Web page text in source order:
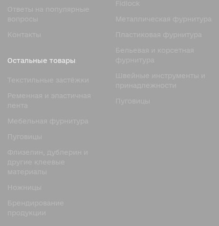
Ответы на популярные
вопросы
Контакты
Fidlock
Металлическая фурнитура
Пластиковая фурнитура
Бельевая и корсетная
фурнитура
Швейные инструменты и
принадлежности
Пуговицы
Остальные товары
Текстильные застёжки
Ременная и эластичная
лента
Мебельная фурнитура
Пуговицы
Флизелин, дублерин и
другие клеевые
материалы
Ножницы
Брендирование
продукции